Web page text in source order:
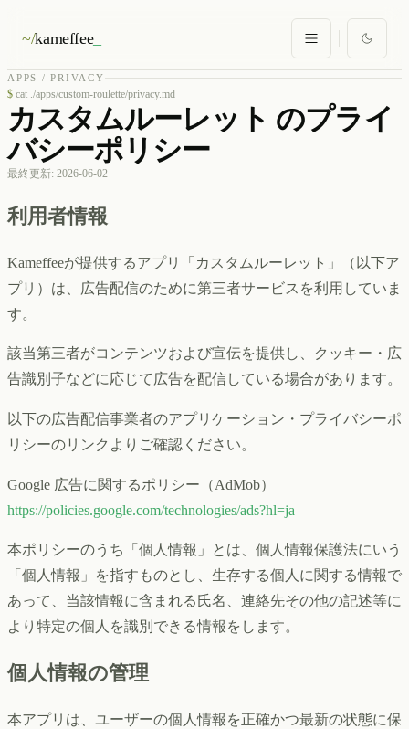
~/kameffee_
APPS / PRIVACY
$ cat ./apps/custom-roulette/privacy.md
カスタムルーレット のプライ
バシーポリシー
最終更新: 2026-06-02
利用者情報
Kameffeeが提供するアプリ「カスタムルーレット」（以下ア
プリ）は、広告配信のために第三者サービスを利用していま
す。
該当第三者がコンテンツおよび宣伝を提供し、クッキー・広
告識別子などに応じて広告を配信している場合があります。
以下の広告配信事業者のアプリケーション・プライバシーポ
リシーのリンクよりご確認ください。
Google 広告に関するポリシー（AdMob）
https://policies.google.com/technologies/ads?hl=ja
本ポリシーのうち「個人情報」とは、個人情報保護法にいう
「個人情報」を指すものとし、生存する個人に関する情報で
あって、当該情報に含まれる氏名、連絡先その他の記述等に
より特定の個人を識別できる情報をします。
個人情報の管理
本アプリは、ユーザーの個人情報を正確かつ最新の状態に保